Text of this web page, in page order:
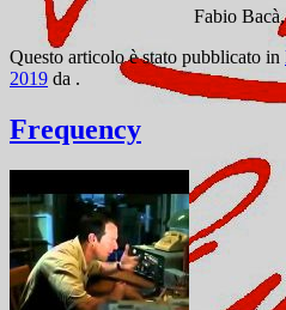
Fabio
Questo articolo è stato pubblicato in
2019 da .
Frequency